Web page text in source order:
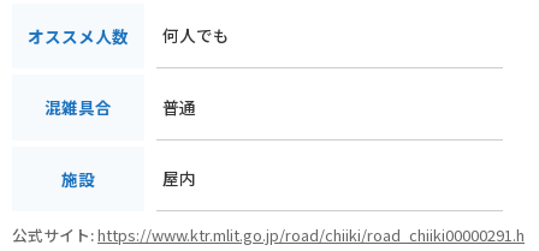
オススメ人数 何人でも
混雑具合 普通
施設 屋内
公式サイト:https://www.ktr.mlit.go.jp/road/chiiki/road_chiiki00000291.h